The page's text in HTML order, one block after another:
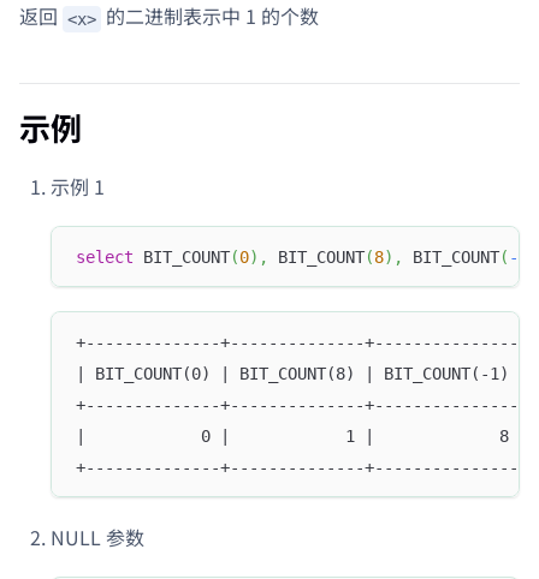
返回 <x> 的二进制表示中 1 的个数
示例
示例 1
select BIT_COUNT(0) , BIT_COUNT(8) , BIT_COUNT( -
+--------------+--------------+---------------+
| BIT_COUNT(0) | BIT_COUNT(8) | BIT_COUNT(-1) |
+--------------+--------------+---------------+
|            0 |            1 |             8 |
+--------------+--------------+---------------+
NULL 参数